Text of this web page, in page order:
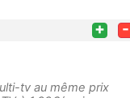
+ -
tv au même prix